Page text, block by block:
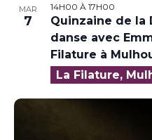
MAR
7
14H00 À 17H00
Quinzaine de la
danse avec
Filature à
La Filature,